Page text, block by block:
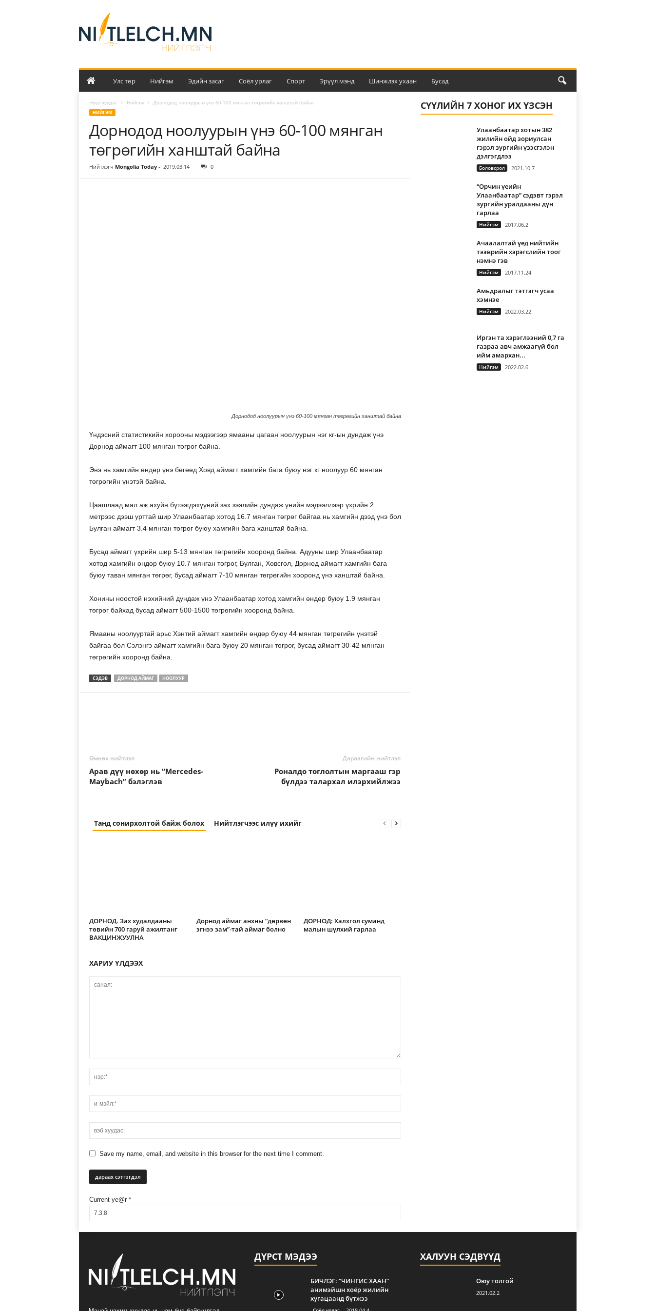
й
т
л
Улс төр Нийгэм Эдийн засаг Соёл урлаг Спорт Эрүүл мэнд Шинжлэх ухаан Бусад
Нүүр хуудас Нийгэм Дорнодод ноолуурын үнэ 60-100 мянган төгрөгийн ханштай байна
НИЙГЭМ
Дорнодод ноолуурын үнэ 60-100 мянган
төгрөгийн ханштай байна
Нийтлэгч Mongolia Today- 2019.03.14 0
Дорнодод ноолуурын үнэ 60-100 мянган төгрөгийн ханштай байна
Үндэсний статистикийн хорооны мэдээгээр ямааны цагаан ноолуурын нэг кг-ын дундаж үнэ
Дорнод аймагт 100 мянган төгрөг байна.
Энэ нь хамгийн өндөр үнэ бөгөөд Ховд аймагт хамгийн бага буюу нэг кг ноолуур 60 мянган
төгрөгийн үнэтэй байна.
Цаашлаад мал аж ахуйн бүтээгдэхүүний зах зээлийн дундаж үнийн мэдээллээр үхрийн 2
метрээс дээш урттай шир Улаанбаатар хотод 16.7 мянган төгрөг байгаа нь хамгийн дээд үнэ бол
Булган аймагт 3.4 мянган төгрөг буюу хамгийн бага ханштай байна.
Бусад аймагт үхрийн шир 5-13 мянган төгрөгийн хооронд байна. Адууны шир Улаанбаатар
хотод хамгийн өндөр буюу 10.7 мянган төгрөг, Булган, Хөвсгөл, Дорнод аймагт хамгийн бага
буюу таван мянган төгрөг, бусад аймагт 7-10 мянган төгрөгийн хооронд үнэ ханштай байна.
Хонины ноостой нэхийний дундаж үнэ Улаанбаатар хотод хамгийн өндөр буюу 1.9 мянган
төгрөг байхад бусад аймагт 500-1500 төгрөгийн хооронд байна.
Ямааны ноолууртай арьс Хэнтий аймагт хамгийн өндөр буюу 44 мянган төгрөгийн үнэтэй
байгаа бол Сэлэнгэ аймагт хамгийн бага буюу 20 мянган төгрөг, бусад аймагт 30-42 мянган
төгрөгийн хооронд байна.
СЭДЭВ ДОРНОД АЙМАГ НООЛУУР
Өмнөх нийтлэл
Арав дүү нөхөр нь “Mercedes-
Maybach” бэлэглэв
Дараагийн нийтлэл
Роналдо тоглолтын маргааш гэр
бүлдээ талархал илэрхийлжээ
Танд сонирхолтой байж болох Нийтлэгчээс илүү ихийг
ДОРНОД. Зах худалдааны
төвийн 700 гаруй ажилтанг
ВАКЦИНЖУУЛНА
Дорнод аймаг анхны “дөрвөн
эгнээ зам”-тай аймаг болно
ДОРНОД: Халхгол суманд
малын шүлхий гарлаа
ХАРИУ ҮЛДЭЭХ
Save my name, email, and website in this browser for the next time I comment.
Current ye@r *
СҮҮЛИЙН 7 ХОНОГ ИХ ҮЗСЭН
Улаанбаатар хотын 382
жилийн ойд зориулсан
гэрэл зургийн үзэсгэлэн
дэлгэгдлээ
Боловсрол 2021.10.7
“Орчин үеийн
Улаанбаатар” сэдэвт гэрэл
зургийн уралдааны дүн
гарлаа
Нийгэм 2017.06.2
Ачаалалтай үед нийтийн
тээврийн хэрэгслийн тоог
нэмнэ гэв
Нийгэм 2017.11.24
Амьдралыг тэтгэгч усаа
хэмнэе
Нийгэм 2022.03.22
Иргэн та хэрэглээний 0,7 га
газраа авч амжаагүй бол
ийм амархан...
Нийгэм 2022.02.6
ДҮРСТ МЭДЭЭ
БИЧЛЭГ: “ЧИНГИС ХААН”
анимэйшн хоёр жилийн
хугацаанд бүтжээ
ХАЛУУН СЭДВҮҮД
Оюу толгой
2021.02.2